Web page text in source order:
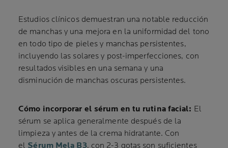
Estudios clínicos demuestran una notable reducción
de manchas y una mejora en la uniformidad del tono
en todo tipo de pieles y manchas persistentes,
incluyendo las solares y post-imperfecciones, con
resultados visibles en una semana y una
disminución de manchas oscuras persistentes.
Cómo incorporar el sérum en tu rutina facial: El
sérum se aplica generalmente después de la
limpieza y antes de la crema hidratante. Con
el Sérum Mela B3, con 2-3 gotas son suficientes